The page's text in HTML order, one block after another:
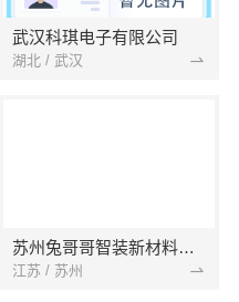
武汉科琪电子有限公司
湖北 / 武汉
苏州兔哥哥智装新材料有限公司
江苏 / 苏州